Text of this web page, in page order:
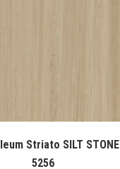
Striato SILT STONE
5256